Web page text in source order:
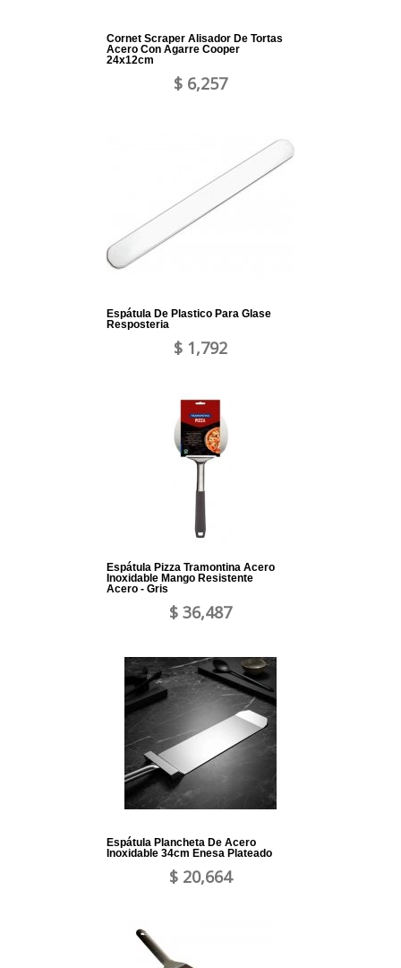
Cornet Scraper Alisador De Tortas
Acero Con Agarre Cooper
24x12cm
$ 6,257
Espátula De Plastico Para Glase
Resposteria
$ 1,792
Espátula Pizza Tramontina Acero
Inoxidable Mango Resistente
Acero - Gris
$ 36,487
Espátula Plancheta De Acero
Inoxidable 34cm Enesa Plateado
$ 20,664